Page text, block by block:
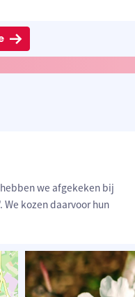
we afgekeken bij
kozen daarvoor hun